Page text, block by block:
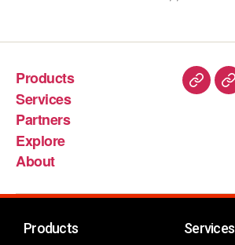
Products
Services
Partners
Explore
About
Products Services